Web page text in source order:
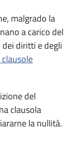
malgrado la
a carico del
diritti e degli
del
clausola
la nullità.